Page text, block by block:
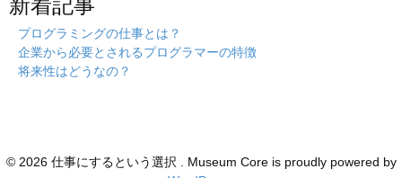
プログラミングの仕事とは？
企業から必要とされるプログラマーの特徴
将来性はどうなの？
© 2026 仕事にするという選択 . Museum Core is proudly powered by